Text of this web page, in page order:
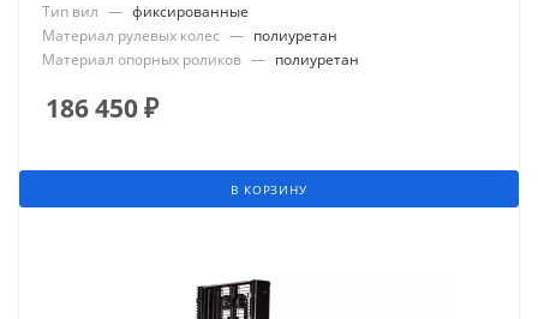
Тип вил — фиксированные
Материал рулевых колес — полиуретан
Материал опорных роликов — полиуретан
186 450₽
В КОРЗИНУ